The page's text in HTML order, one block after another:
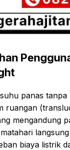
panas
ruangan
mengandung
biaya listrik